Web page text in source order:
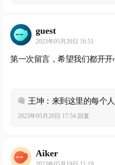
guest
2023年05月20日 16:51
第一次留言，希望我们都开开
王坤：来到这里的每个
2023年05月20日 17:54 回复
Aiker